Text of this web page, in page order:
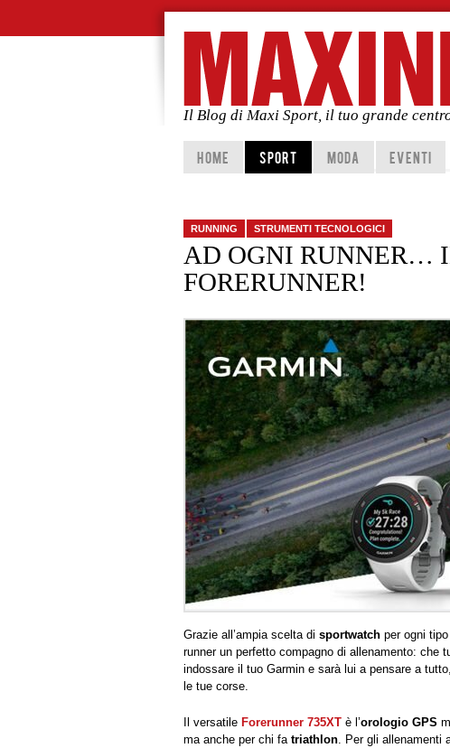
Il Blog di Maxi Sport, il tuo grande
Vai al contenuto principale
Vai al contenuto secondario
HOME SPORT MODA EVENTI
RUNNING STRUMENTI TECNOLOGICI
AD OGNI RUNNER…
FORERUNNER!
Grazie all’ampia scelta di sportwatch per ogni
runner un perfetto compagno di allenamento: che
indossare il tuo Garmin e sarà lui a pensare a
le tue corse.
Il versatile Forerunner 735XT è l’orologio GPS
ma anche per chi fa triathlon. Per gli allenamenti